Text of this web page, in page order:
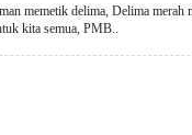
memetik delima, Delima merah
kita semua, PMB..